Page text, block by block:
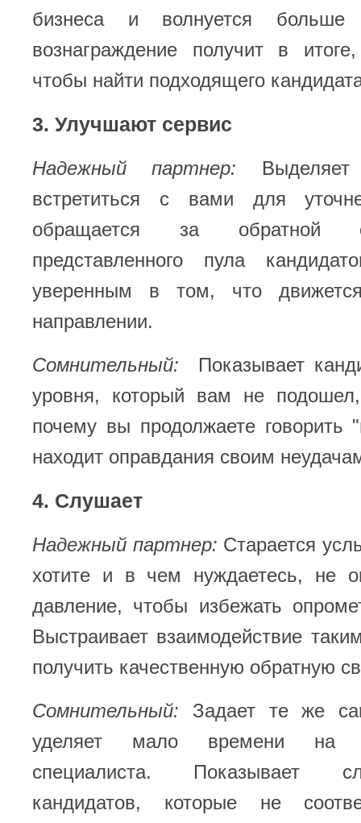
бизнеса и волнуется
вознаграждение получит в
чтобы найти подходящего
3. Улучшают сервис
Надежный партнер:
встретиться с вами для
обращается за обратной
представленного пула
уверенным в том, что
направлении.
Сомнительный: Показывает
уровня, который вам не
почему вы продолжаете говорить
находит оправдания своим
4. Слушает
Надежный партнер: Старается
хотите и в чем нуждаетесь, не
давление, чтобы избежать
Выстраивает взаимодействие
получить качественную обратную
Сомнительный: Задает те же
уделяет мало времени на
специалиста. Показывает
кандидатов, которые не